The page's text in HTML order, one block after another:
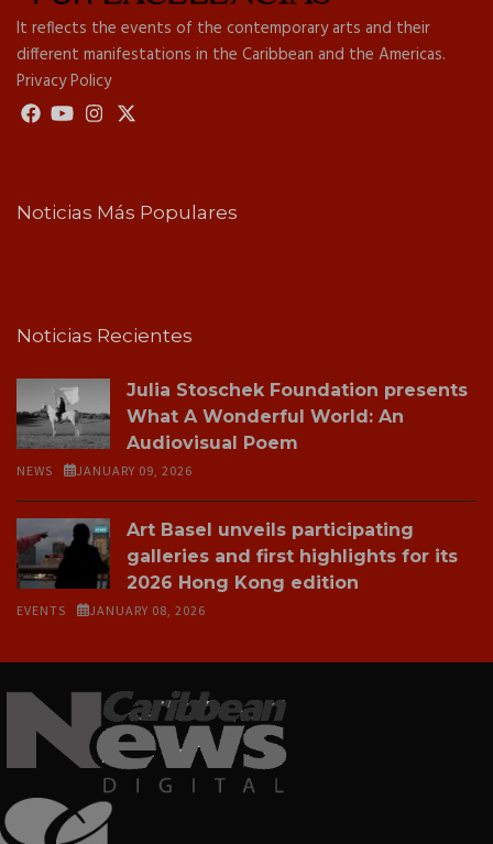
It reflects the events of the contemporary arts and their
different manifestations in the Caribbean and the Americas.
Privacy Policy
Noticias Más Populares
Noticias Recientes
Julia Stoschek Foundation presents
What A Wonderful World: An
Audiovisual Poem
NEWS JANUARY 09, 2026
Art Basel unveils participating
galleries and first highlights for its
2026 Hong Kong edition
EVENTS JANUARY 08, 2026